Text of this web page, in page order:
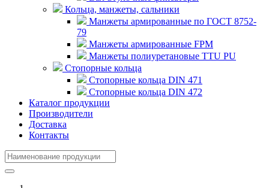
Кольца, манжеты, сальники
Манжеты армированные по ГОСТ 8752-
79
Манжеты армированные FPM
Манжеты полиуретановые TTU PU
Стопорные кольца
Стопорные кольца DIN 471
Стопорные кольца DIN 472
Каталог продукции
Производители
Доставка
Контакты